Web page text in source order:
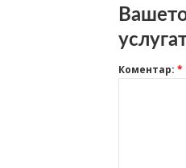
Коментар: *